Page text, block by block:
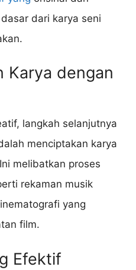
dari karya seni
Karya dengan
langkah selanjutnya
menciptakan karya
melibatkan proses
rekaman musik
yang
film.
Efektif